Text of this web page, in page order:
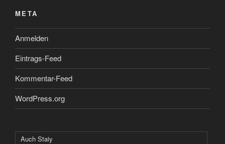
META
Anmelden
Eintrags-Feed
Kommentar-Feed
WordPress.org
Auch Staiy